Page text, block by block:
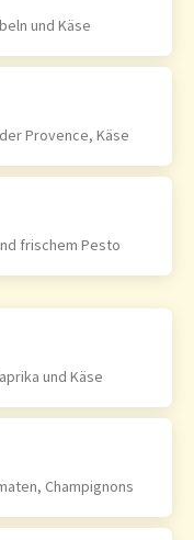
und Käse
Provence, Käse
frischem Pesto
und Käse
Champignons